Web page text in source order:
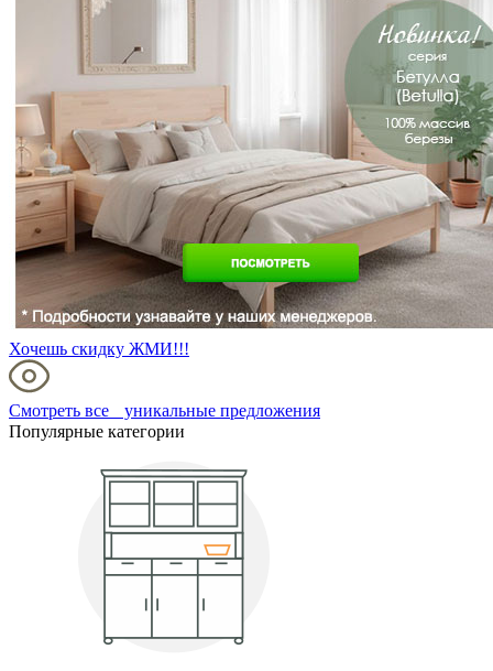
Хочешь скидку ЖМИ!!!
Смотреть все уникальные предложения
Популярные категории